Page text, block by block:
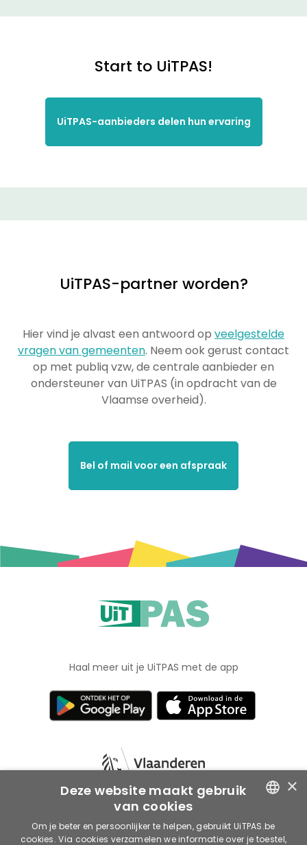
Start to UiTPAS!
UiTPAS-aanbieders delen hun ervaring
UiTPAS-partner worden?
Hier vind je alvast een antwoord op veelgestelde
vragen van gemeenten. Neem ook gerust contact
op met publiq vzw, de centrale aanbieder en
ondersteuner van UiTPAS (in opdracht van de
Vlaamse overheid).
Bel of mail voor een afspraak
Haal meer uit je UiTPAS met de app
Voorwaarden Privacy Cookies
© 2026 publiq vzw
ENGLISH
×
Deze website maakt gebruik
van cookies
Om je beter en persoonlijker te helpen, gebruikt UiTPAS.be
cookies. Via cookies verzamelen we informatie over je toestel,